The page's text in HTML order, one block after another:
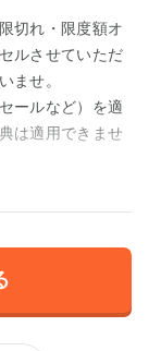
切れ・限度額オ
ルさせていただ
ませ。
ールなど）を適
は適用できませ